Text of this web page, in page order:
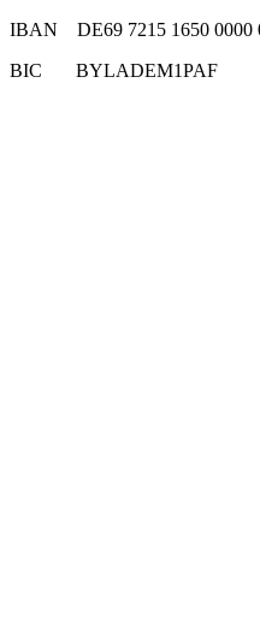
IBAN DE69 7215 1650 0000
BIC BYLADEM1PAF